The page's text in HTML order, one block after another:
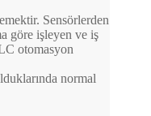
Sensörlerden
göre işleyen ve iş
otomasyon
normal